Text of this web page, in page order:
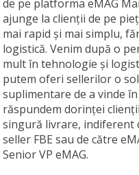
de pe platforma eMAG
ajunge la clienții de pe
mai rapid și mai simplu,
logistică. Venim după o
mult în tehnologie și
putem oferi sellerilor o
suplimentare de a vinde
răspundem dorinței
singură livrare, indiferent
seller FBE sau de către
Senior VP eMAG.